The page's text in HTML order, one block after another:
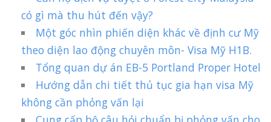
có gì mà thu hút đến vậy?
Một góc nhìn phiến diện khác về định cư Mỹ
theo diện lao động chuyên môn- Visa Mỹ H1B.
Tổng quan dự án EB-5 Portland Proper Hotel
Hướng dẫn chi tiết thủ tục gia hạn visa Mỹ
không cần phỏng vấn lại